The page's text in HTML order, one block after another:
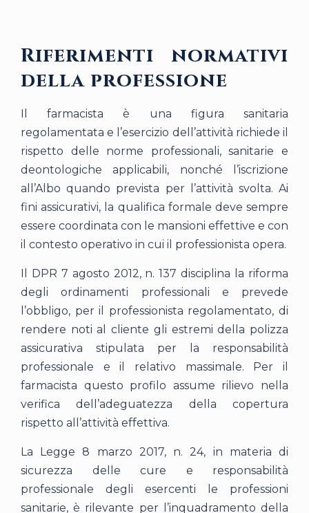
Riferimenti normativi
della professione
Il farmacista è una figura sanitaria
regolamentata e l’esercizio dell’attività richiede il
rispetto delle norme professionali, sanitarie e
deontologiche applicabili, nonché l’iscrizione
all’Albo quando prevista per l’attività svolta. Ai
fini assicurativi, la qualifica formale deve sempre
essere coordinata con le mansioni effettive e con
il contesto operativo in cui il professionista opera.
Il DPR 7 agosto 2012, n. 137 disciplina la riforma
degli ordinamenti professionali e prevede
l’obbligo, per il professionista regolamentato, di
rendere noti al cliente gli estremi della polizza
assicurativa stipulata per la responsabilità
professionale e il relativo massimale. Per il
farmacista questo profilo assume rilievo nella
verifica dell’adeguatezza della copertura
rispetto all’attività effettiva.
La Legge 8 marzo 2017, n. 24, in materia di
sicurezza delle cure e responsabilità
professionale degli esercenti le professioni
sanitarie, è rilevante per l’inquadramento della